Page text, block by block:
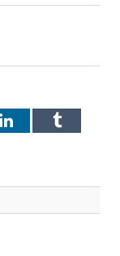
LinkedInTumblr